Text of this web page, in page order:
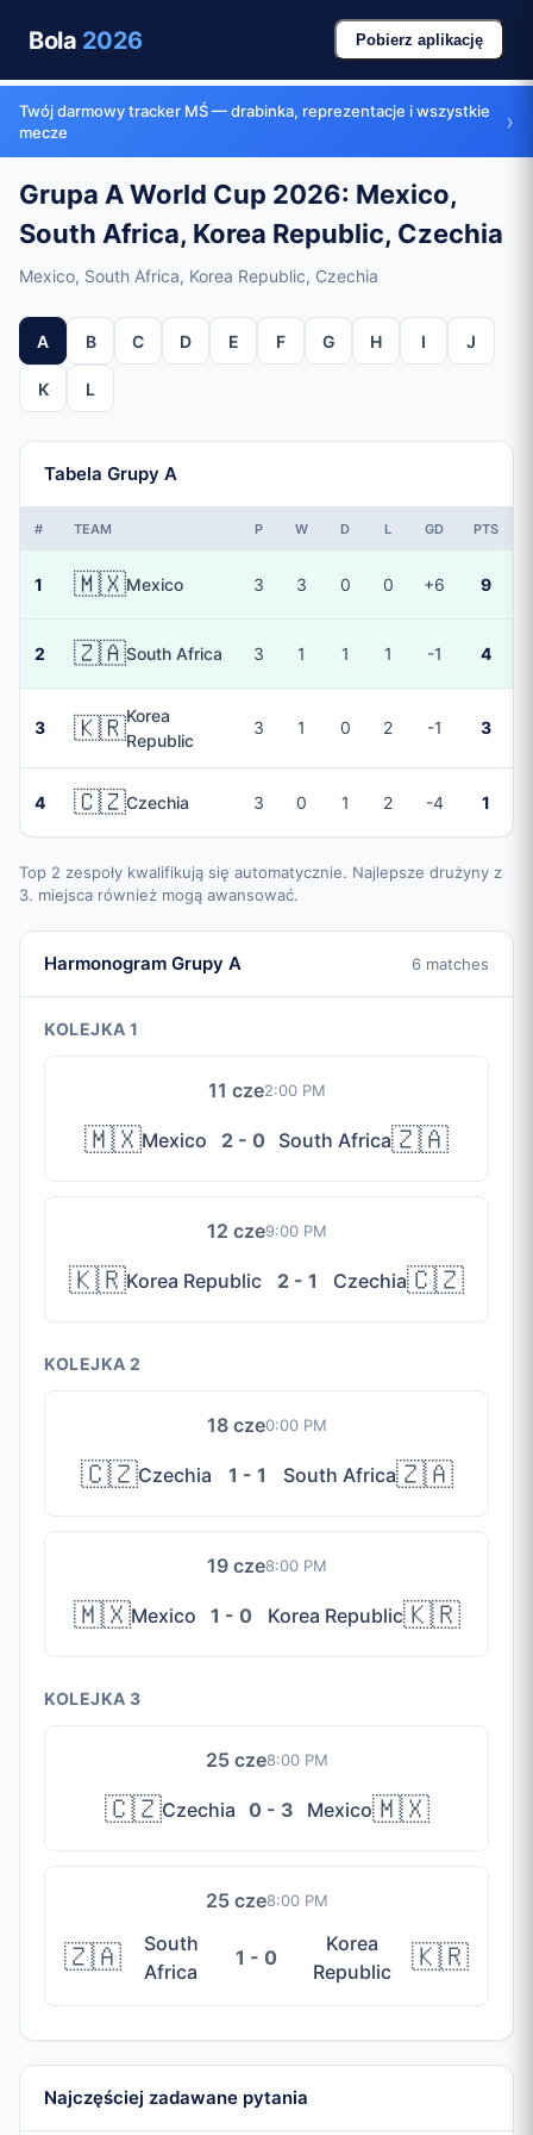
Bola 2026 Pobierz aplikację
Twój darmowy tracker MŚ — drabinka, reprezentacje i wszystkie
mecze
›
Grupa A World Cup 2026: Mexico,
South Africa, Korea Republic, Czechia
Mexico, South Africa, Korea Republic, Czechia
A B C D E F G H I J
K L
Tabela Grupy A
# TEAM P W D L GD PTS
1 🇲🇽Mexico 3 3 0 0 +6 9
2 🇿🇦South Africa 3 1 1 1 -1 4
3 🇰🇷Korea
Republic
3 1 0 2 -1 3
4 🇨🇿Czechia 3 0 1 2 -4 1
Top 2 zespoły kwalifikują się automatycznie. Najlepsze drużyny z
3. miejsca również mogą awansować.
Harmonogram Grupy A 6 matches
KOLEJKA 1
11 cze2:00 PM
🇲🇽Mexico 2 - 0 South Africa🇿🇦
12 cze9:00 PM
🇰🇷Korea Republic 2 - 1 Czechia🇨🇿
KOLEJKA 2
18 cze0:00 PM
🇨🇿Czechia 1 - 1 South Africa🇿🇦
19 cze8:00 PM
🇲🇽Mexico 1 - 0 Korea Republic🇰🇷
KOLEJKA 3
25 cze8:00 PM
🇨🇿Czechia 0 - 3 Mexico🇲🇽
25 cze8:00 PM
🇿🇦
South
Africa
1 - 0
Korea
Republic
🇰🇷
Najczęściej zadawane pytania